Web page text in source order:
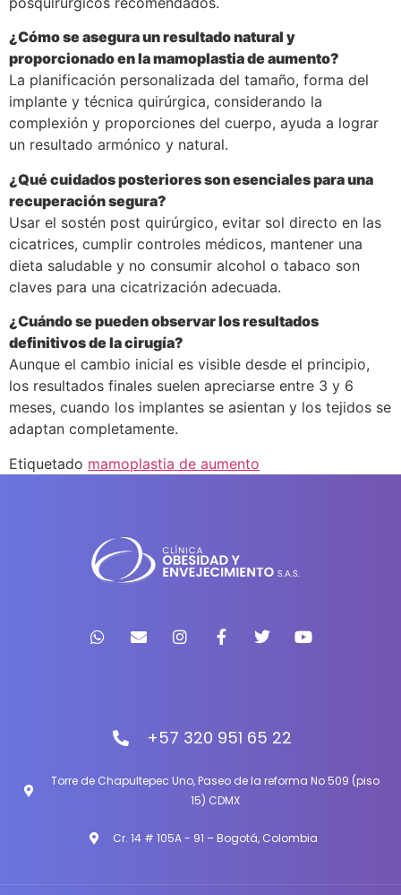
¿Cómo se asegura un resultado natural y
proporcionado en la mamoplastia de aumento?
La planificación personalizada del tamaño, forma del
implante y técnica quirúrgica, considerando la
complexión y proporciones del cuerpo, ayuda a lograr
un resultado armónico y natural.
¿Qué cuidados posteriores son esenciales para una
recuperación segura?
Usar el sostén post quirúrgico, evitar sol directo en las
cicatrices, cumplir controles médicos, mantener una
dieta saludable y no consumir alcohol o tabaco son
claves para una cicatrización adecuada.
¿Cuándo se pueden observar los resultados
definitivos de la cirugía?
Aunque el cambio inicial es visible desde el principio,
los resultados finales suelen apreciarse entre 3 y 6
meses, cuando los implantes se asientan y los tejidos se
adaptan completamente.
Etiquetado mamoplastia de aumento
+57 320 951 65 22
Torre de Chapultepec Uno, Paseo de la reforma No 509 (piso
15) CDMX
Cr. 14 # 105A - 91 – Bogotá, Colombia